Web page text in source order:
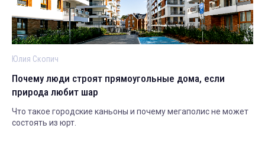
Юлия Скопич
Почему люди строят прямоугольные дома, если
природа любит шар
Что такое городские каньоны и почему мегаполис не может
состоять из юрт.